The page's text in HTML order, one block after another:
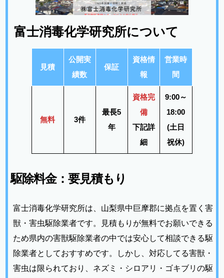
富士消毒化学研究所について
見積
公開実
績数
保証
資格情
報
営業時
間
無料 3件
最長5
年
資格完
備
下記詳
細
9:00～
18:00
(土日
祝休)
駆除料金：要見積もり
富士消毒化学研究所は、山梨県中巨摩郡に拠点を置く害
獣・害虫駆除業者です。見積もりが無料でお願いできる
ため県内の害獣駆除業者の中では安心して相談できる駆
除業者としておすすめです。しかし、対応してる害獣・
害虫は限られており、ネズミ・シロアリ・ゴキブリの駆